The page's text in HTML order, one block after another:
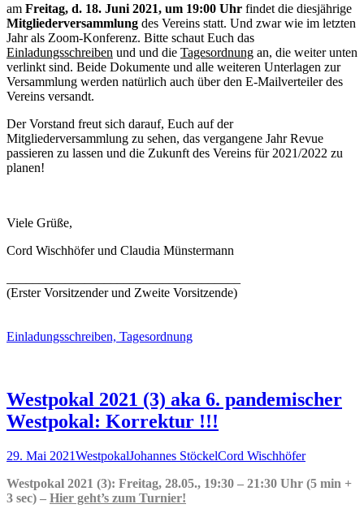
am Freitag, d. 18. Juni 2021, um 19:00 Uhr findet die diesjährige
Mitgliederversammlung des Vereins statt. Und zwar wie im letzten
Jahr als Zoom-Konferenz. Bitte schaut Euch das
Einladungsschreiben und und die Tagesordnung an, die weiter unten
verlinkt sind. Beide Dokumente und alle weiteren Unterlagen zur
Versammlung werden natürlich auch über den E-Mailverteiler des
Vereins versandt.
Der Vorstand freut sich darauf, Euch auf der
Mitgliederversammlung zu sehen, das vergangene Jahr Revue
passieren zu lassen und die Zukunft des Vereins für 2021/2022 zu
planen!
Viele Grüße,
Cord Wischhöfer und Claudia Münstermann
(Erster Vorsitzender und Zweite Vorsitzende)
Einladungsschreiben, Tagesordnung
Westpokal 2021 (3) aka 6. pandemischer
Westpokal: Korrektur !!!
29. Mai 2021WestpokalJohannes StöckelCord Wischhöfer
Westpokal 2021 (3): Freitag, 28.05., 19:30 – 21:30 Uhr (5 min +
3 sec) – Hier geht’s zum Turnier!